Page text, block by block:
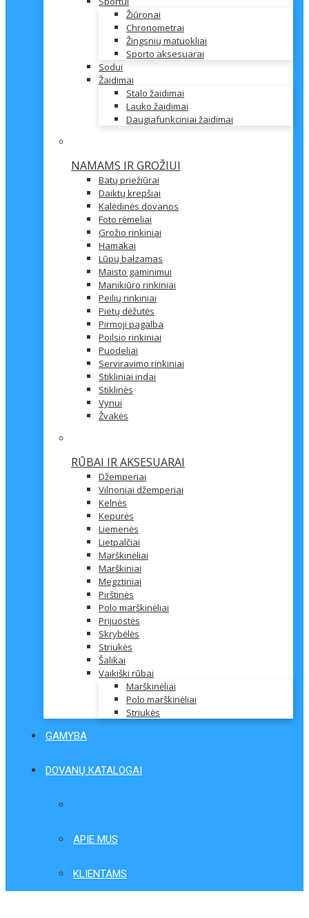
Žiūronai
Chronometrai
Žingsnių matuokliai
Sporto aksesuarai
Sodui
Žaidimai
Stalo žaidimai
Lauko žaidimai
Daugiafunkciniai žaidimai
NAMAMS IR GROŽIUI
Batų priežiūrai
Daiktų krepšiai
Kalėdinės dovanos
Foto rėmeliai
Grožio rinkiniai
Hamakai
Lūpų balzamas
Maisto gaminimui
Manikiūro rinkiniai
Peilių rinkiniai
Pietų dėžutės
Pirmoji pagalba
Poilsio rinkiniai
Puodeliai
Serviravimo rinkiniai
Stikliniai indai
Stiklinės
Vynui
Žvakės
RŪBAI IR AKSESUARAI
Džemperiai
Vilnoniai džemperiai
Kelnės
Kepurės
Liemenės
Lietpalčiai
Marškinėliai
Marškiniai
Megztiniai
Pirštinės
Polo marškinėliai
Prijuostės
Skrybėlės
Striukės
Šalikai
Vaikiški rūbai
Marškinėliai
Polo marškinėliai
Striukės
GAMYBA
DOVANŲ KATALOGAI
APIE MUS
KLIENTAMS